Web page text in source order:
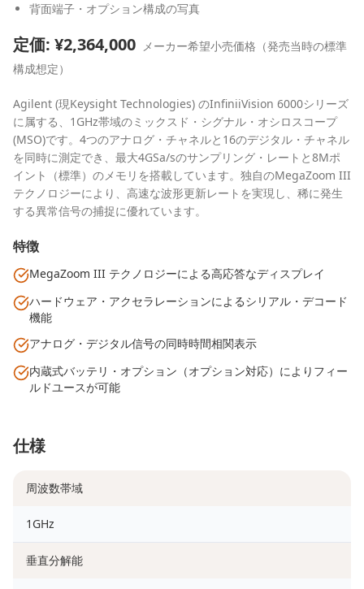
背面端子・オプション構成の写真
定価: ¥2,364,000 メーカー希望小売価格（発売当時の標準
構成想定）
Agilent (現Keysight Technologies) のInfiniiVision 6000シリーズ
に属する、1GHz帯域のミックスド・シグナル・オシロスコープ
(MSO)です。4つのアナログ・チャネルと16のデジタル・チャネル
を同時に測定でき、最大4GSa/sのサンプリング・レートと8Mポ
イント（標準）のメモリを搭載しています。独自のMegaZoom III
テクノロジーにより、高速な波形更新レートを実現し、稀に発生
する異常信号の捕捉に優れています。
特徴
MegaZoom III テクノロジーによる高応答なディスプレイ
ハードウェア・アクセラレーションによるシリアル・デコード
機能
アナログ・デジタル信号の同時時間相関表示
内蔵式バッテリ・オプション（オプション対応）によりフィー
ルドユースが可能
仕様
周波数帯域
1GHz
垂直分解能